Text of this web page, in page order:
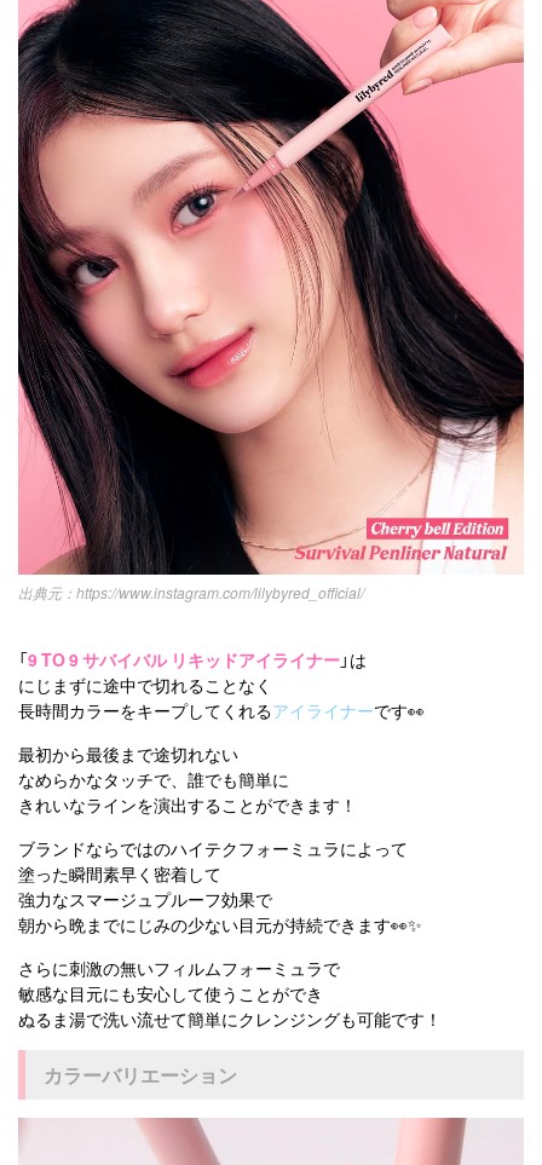
https://www.instagram.com/lilybyred_official/
「9 TO 9 サバイバル リキッドアイライナー」は
にじまずに途中で切れることなく
長時間カラーをキープしてくれるアイライナーです👀
最初から最後まで途切れない
なめらかなタッチで、誰でも簡単に
きれいなラインを演出することができます！
ブランドならではのハイテクフォーミュラによって
塗った瞬間素早く密着して
強力なスマージュプルーフ効果で
朝から晩までにじみの少ない目元が持続できます👀✨
さらに刺激の無いフィルムフォーミュラで
敏感な目元にも安心して使うことができ
ぬるま湯で洗い流せて簡単にクレンジングも可能です！
カラーバリエーション